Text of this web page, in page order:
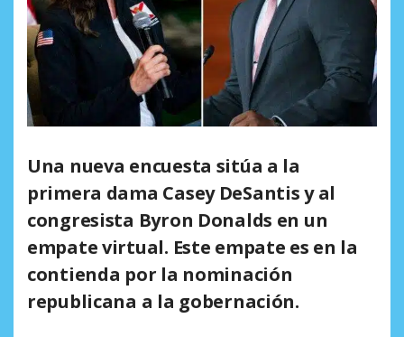
Una nueva encuesta sitúa a la
primera dama Casey DeSantis y al
congresista Byron Donalds en un
empate virtual. Este empate es en la
contienda por la nominación
republicana a la gobernación.